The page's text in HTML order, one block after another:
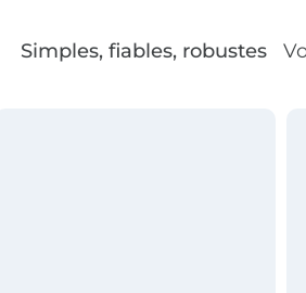
Simples, fiables, robustes